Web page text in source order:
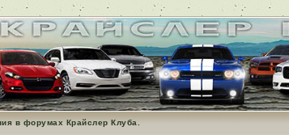
в форумах Крайслер Клуба.